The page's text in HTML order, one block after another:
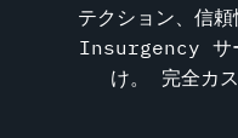
テクション、信頼
Insurgency サ
け。 完全カ